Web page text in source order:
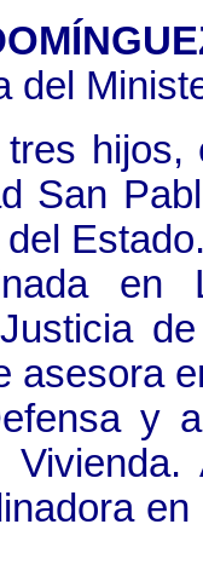
del
hijos,
San
en
asesora
y